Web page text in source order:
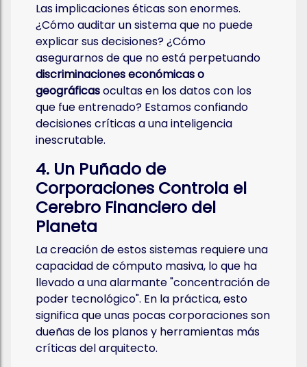
Las implicaciones éticas son enormes.
¿Cómo auditar un sistema que no puede
explicar sus decisiones? ¿Cómo
asegurarnos de que no está perpetuando
discriminaciones económicas o
geográficasocultas en los datos con los
que fue entrenado? Estamos confiando
decisiones críticas a una inteligencia
inescrutable.
4. Un Puñado de
Corporaciones Controla el
Cerebro Financiero del
Planeta
La creación de estos sistemas requiere una
capacidad de cómputo masiva, lo que ha
llevado a una alarmante "concentración de
poder tecnológico". En la práctica, esto
significa que unas pocas corporaciones son
dueñas de los planos y herramientas más
críticas del arquitecto.